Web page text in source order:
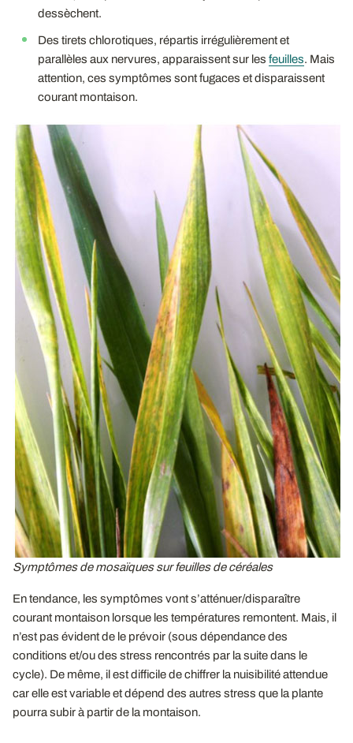
dessèchent.
Des tirets chlorotiques, répartis irrégulièrement et
parallèles aux nervures, apparaissent sur les feuilles. Mais
attention, ces symptômes sont fugaces et disparaissent
courant montaison.
Symptômes de mosaïques sur feuilles de céréales
En tendance, les symptômes vont s’atténuer/disparaître
courant montaison lorsque les températures remontent. Mais, il
n’est pas évident de le prévoir (sous dépendance des
conditions et/ou des stress rencontrés par la suite dans le
cycle). De même, il est difficile de chiffrer la nuisibilité attendue
car elle est variable et dépend des autres stress que la plante
pourra subir à partir de la montaison.